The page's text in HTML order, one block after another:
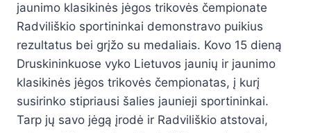
jaunimo klasikinės jėgos trikovės čempionate
Radviliškio sportininkai demonstravo puikius
rezultatus bei grįžo su medaliais. Kovo 15 dieną
Druskininkuose vyko Lietuvos jaunių ir jaunimo
klasikinės jėgos trikovės čempionatas, į kurį
susirinko stipriausi šalies jaunieji sportininkai.
Tarp jų savo jėgą įrodė ir Radviliškio atstovai,